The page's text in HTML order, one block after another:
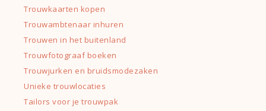
Trouwkaarten kopen
Trouwambtenaar inhuren
Trouwen in het buitenland
Trouwfotograaf boeken
Trouwjurken en bruidsmodezaken
Unieke trouwlocaties
Tailors voor je trouwpak